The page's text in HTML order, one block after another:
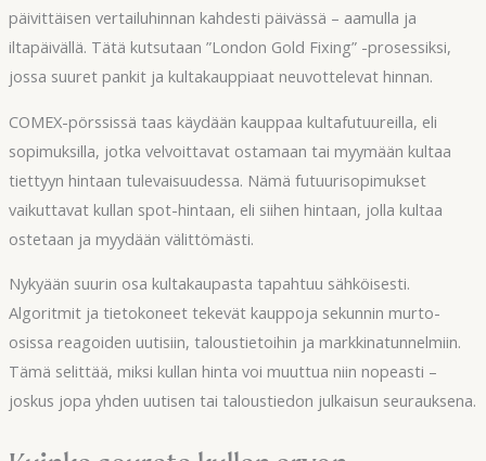
päivittäisen vertailuhinnan kahdesti päivässä – aamulla ja
iltapäivällä. Tätä kutsutaan ”London Gold Fixing” -prosessiksi,
jossa suuret pankit ja kultakauppiaat neuvottelevat hinnan.
COMEX-pörssissä taas käydään kauppaa kultafutuureilla, eli
sopimuksilla, jotka velvoittavat ostamaan tai myymään kultaa
tiettyyn hintaan tulevaisuudessa. Nämä futuurisopimukset
vaikuttavat kullan spot-hintaan, eli siihen hintaan, jolla kultaa
ostetaan ja myydään välittömästi.
Nykyään suurin osa kultakaupasta tapahtuu sähköisesti.
Algoritmit ja tietokoneet tekevät kauppoja sekunnin murto-
osissa reagoiden uutisiin, taloustietoihin ja markkinatunnelmiin.
Tämä selittää, miksi kullan hinta voi muuttua niin nopeasti –
joskus jopa yhden uutisen tai taloustiedon julkaisun seurauksena.